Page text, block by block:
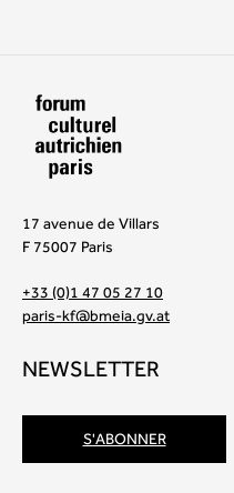
17 avenue de Villars
F 75007 Paris
+33 (0)1 47 05 27 10
paris-kf@bmeia.gv.at
NEWSLETTER
S'ABONNER